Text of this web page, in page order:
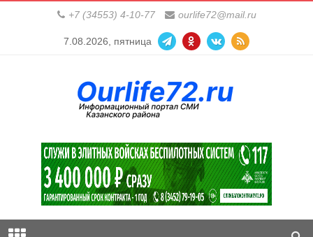
+7 (34553) 4-10-77 ourlife72@mail.ru
7.08.2026, пятница